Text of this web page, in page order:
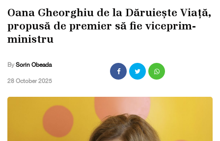
Oana Gheorghiu de la Dăruiește Viață,
propusă de premier să fie viceprim-
ministru
By Sorin Obeada
,28 October 2025